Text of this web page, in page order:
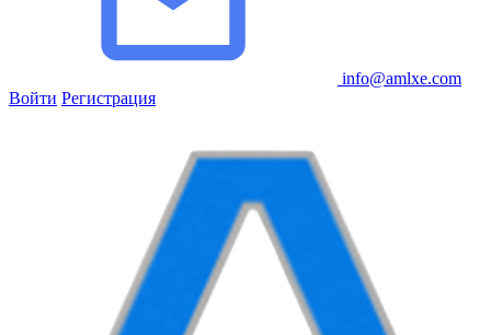
info@amlxe.com
Войти Регистрация